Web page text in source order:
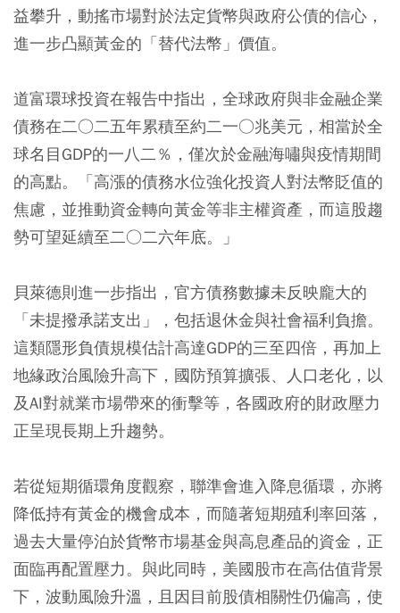
益攀升，動搖市場對於法定貨幣與政府公債的信心，
進一步凸顯黃金的「替代法幣」價值。
道富環球投資在報告中指出，全球政府與非金融企業
債務在二○二五年累積至約二一○兆美元，相當於全
球名目GDP的一八二％，僅次於金融海嘯與疫情期間
的高點。「高漲的債務水位強化投資人對法幣貶值的
焦慮，並推動資金轉向黃金等非主權資產，而這股趨
勢可望延續至二○二六年底。」
貝萊德則進一步指出，官方債務數據未反映龐大的
「未提撥承諾支出」，包括退休金與社會福利負擔。
這類隱形負債規模估計高達GDP的三至四倍，再加上
地緣政治風險升高下，國防預算擴張、人口老化，以
及AI對就業市場帶來的衝擊等，各國政府的財政壓力
正呈現長期上升趨勢。
若從短期循環角度觀察，聯準會進入降息循環，亦將
降低持有黃金的機會成本，而隨著短期殖利率回落，
過去大量停泊於貨幣市場基金與高息產品的資金，正
面臨再配置壓力。與此同時，美國股市在高估值背景
下，波動風險升溫，且因目前股債相關性仍偏高，使